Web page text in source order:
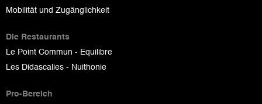
Mobilität und Zugänglichkeit
Die Restaurants
Le Point Commun - Equilibre
Les Didascalies - Nuithonie
Pro-Bereich